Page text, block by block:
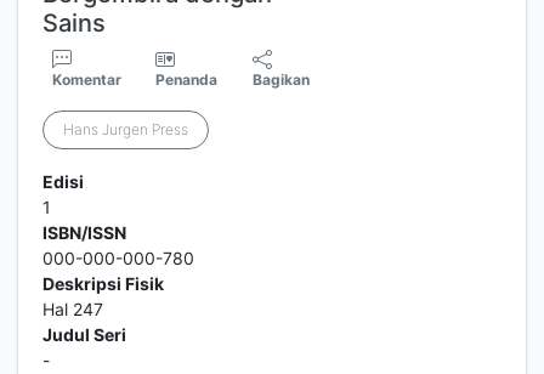
Sains
Komentar Penanda Bagikan
Hans Jurgen Press
Edisi
1
ISBN/ISSN
000-000-000-780
Deskripsi Fisik
Hal 247
Judul Seri
-